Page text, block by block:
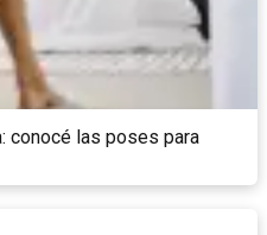
conocé las poses para